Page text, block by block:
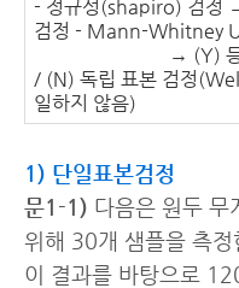
- 정규성(shapiro) 검정
검정 - Mann-Whitney
→ (Y) 등분
/ (N) 독립 표본 검정
일하지 않음)
1) 단일표본검정
문1-1) 다음은 원두 무
위해 30개 샘플을 측정
이 결과를 바탕으로